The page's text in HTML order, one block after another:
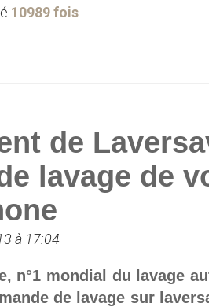
10989 fois
de
lavage de
à 17:04
n°1 mondial du lavage
de lavage sur